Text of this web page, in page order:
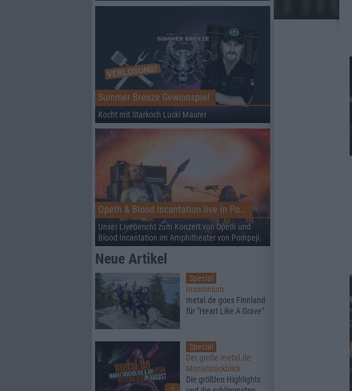
Summer Breeze Gewinnspiel
Kocht mit Starkoch Lucki Maurer
Opeth & Blood Incantation live in Pompeji
Unser Livebericht zum Konzert von Opeth und
Blood Incantation im Amphitheater von Pompeji.
Neue Artikel
Special
Insomnium
metal.de goes Finnland
für "Heart Like A Grave"
Special
Der große metal.de-
Monatsrückblick
Die größten Highlights